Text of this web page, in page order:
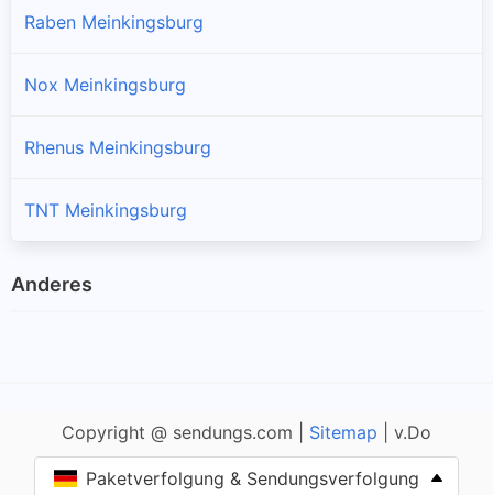
Raben Meinkingsburg
Nox Meinkingsburg
Rhenus Meinkingsburg
TNT Meinkingsburg
Anderes
Copyright @ sendungs.com | Sitemap | v.Do
Paketverfolgung & Sendungsverfolgung